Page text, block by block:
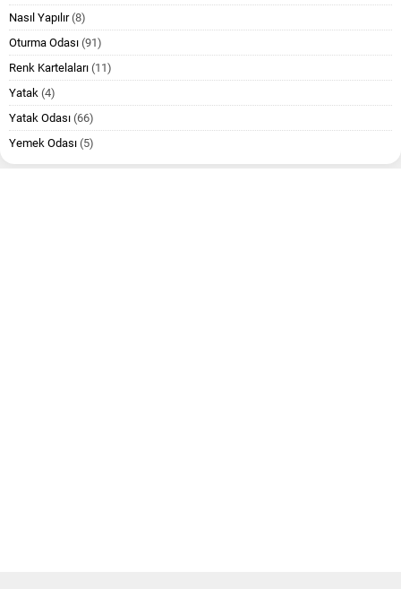
Nasıl Yapılır(8)
Oturma Odası (91)
Renk Kartelaları (11)
Yatak (4)
Yatak Odası (66)
Yemek Odası (5)